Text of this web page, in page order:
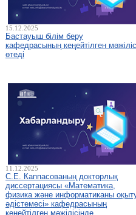
15.12.2025
Бастауыш білім беру
кафедрасының кеңейтілген
өтеді
11.12.2025
С.Е. Каппасованың докторлық
диссертациясы «Математика,
физика және информатиканы
әдістемесі» кафедрасының
кеңейтілген мәжілісінде